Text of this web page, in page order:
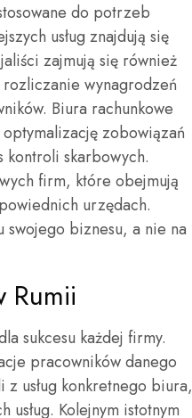
do potrzeb
usług znajdują się
zajmują się również
wynagrodzeń
Biura rachunkowe
zobowiązań
skarbowych.
firm, które obejmują
urzędach.
swojego biznesu, a nie na
Rumii
sukcesu każdej firmy.
pracowników danego
usług konkretnego biura,
Kolejnym istotnym